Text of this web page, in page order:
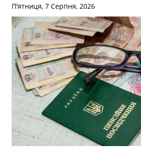
П’ятниця, 7 Серпня, 2026